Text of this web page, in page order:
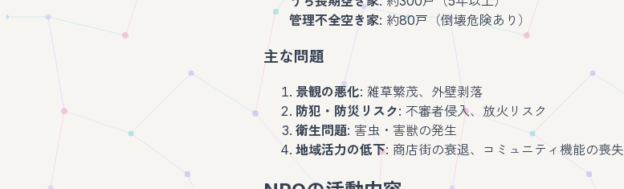
管理不全空き家: 約80戸（倒壊危険あり）
主な問題
景観の悪化: 雑草繁茂、外壁剥落
防犯・防災リスク: 不審者侵入、放火リスク
衛生問題: 害虫・害獣の発生
地域活力の低下: 商店街の衰退、コミュニティ機能の喪失